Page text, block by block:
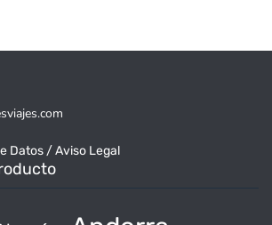
Datos / Aviso Legal